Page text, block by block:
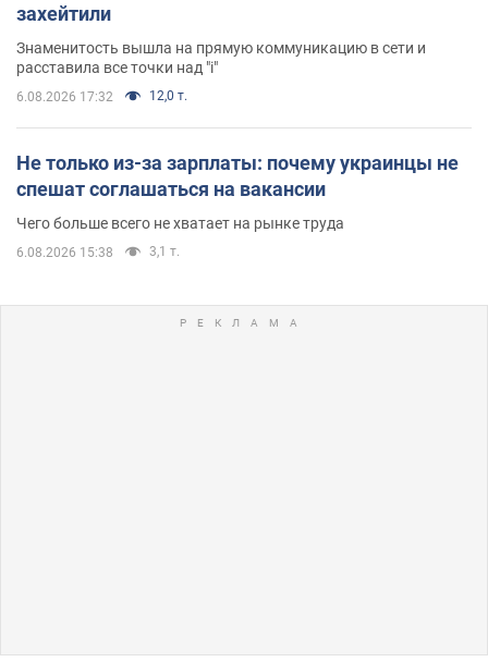
захейтили
Знаменитость вышла на прямую коммуникацию в сети и
расставила все точки над "i"
6.08.2026 17:32 12,0 т.
Не только из-за зарплаты: почему украинцы не
спешат соглашаться на вакансии
Чего больше всего не хватает на рынке труда
6.08.2026 15:38 3,1 т.